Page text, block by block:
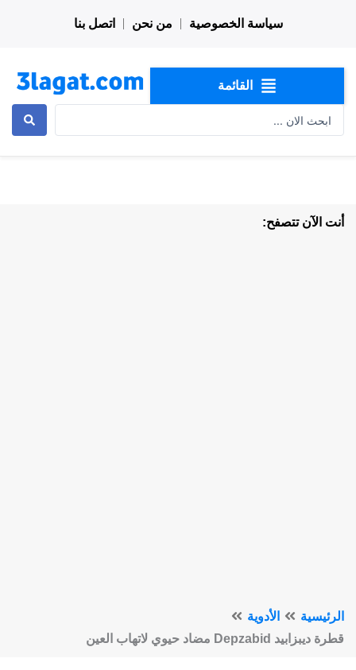
سياسة الخصوصية من نحن اتصل بنا
القائمة
أنت الآن تتصفح:
الرئيسية
الأدوية
قطرة ديبزابيد Depzabid مضاد حيوي لاتهاب العين